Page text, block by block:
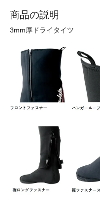
商品の説明
3mm厚ドライタイツ